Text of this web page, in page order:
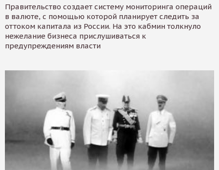
Правительство создает систему мониторинга операций
в валюте, с помощью которой планирует следить за
оттоком капитала из России. На это кабмин толкнуло
нежелание бизнеса прислушиваться к
предупреждениям власти